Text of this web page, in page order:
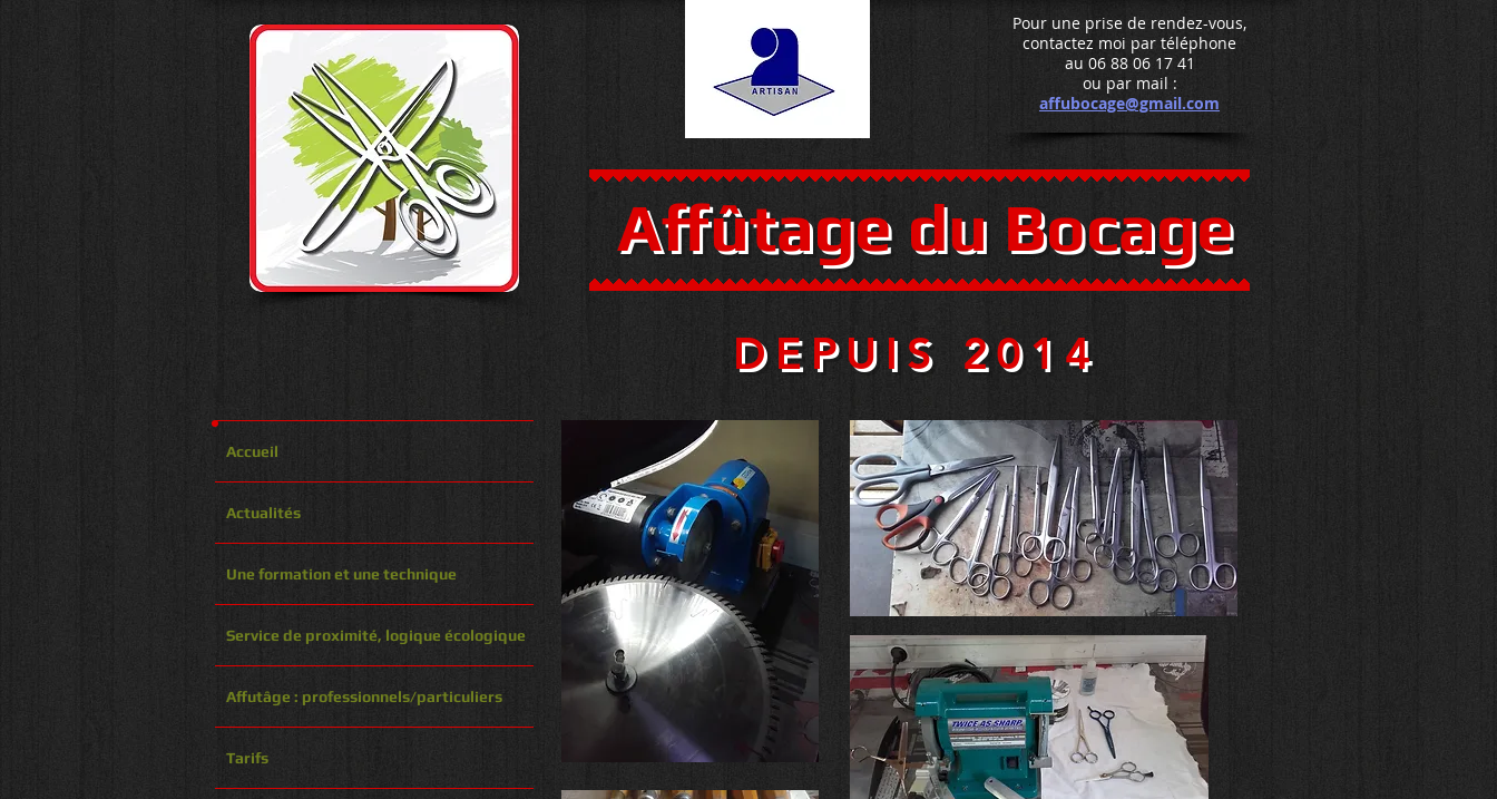
Pour une prise de rendez-vous,
contactez moi par téléphone
au 06 88 06 17 41
ou par mail :
affubocage@gmail.com
Affûtage du Bocage
DEPUIS 2014
Accueil
Actualités
Une formation et une technique
Service de proximité, logique écologique
Affutâge : professionnels/particuliers
Tarifs